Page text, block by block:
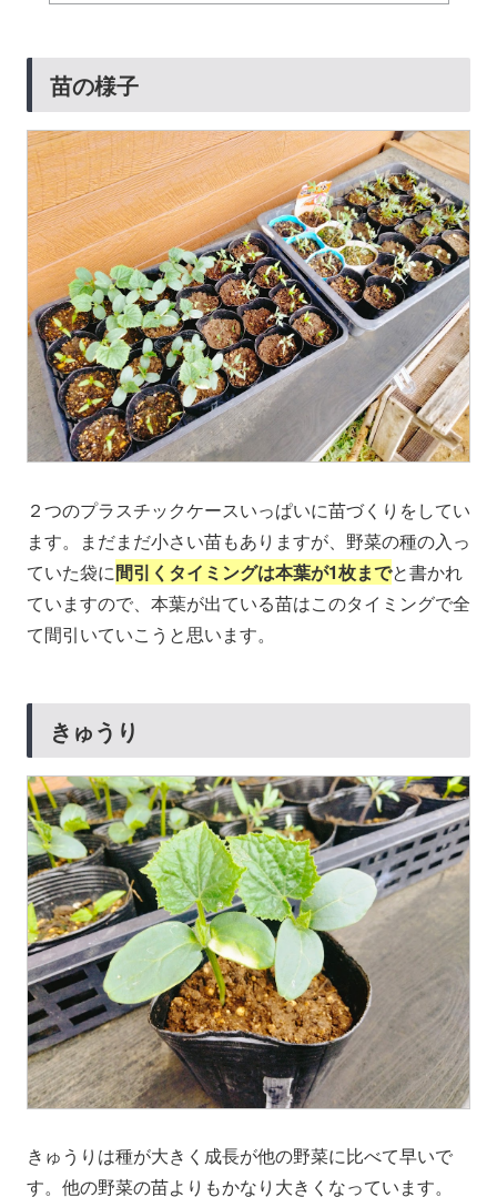
苗の様子
２つのプラスチックケースいっぱいに苗づくりをしてい
ます。まだまだ小さい苗もありますが、野菜の種の入っ
ていた袋に間引くタイミングは本葉が1枚までと書かれ
ていますので、本葉が出ている苗はこのタイミングで全
て間引いていこうと思います。
きゅうり
きゅうりは種が大きく成長が他の野菜に比べて早いで
す。他の野菜の苗よりもかなり大きくなっています。